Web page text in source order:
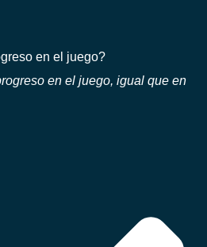
en el juego?
en el juego, igual que en